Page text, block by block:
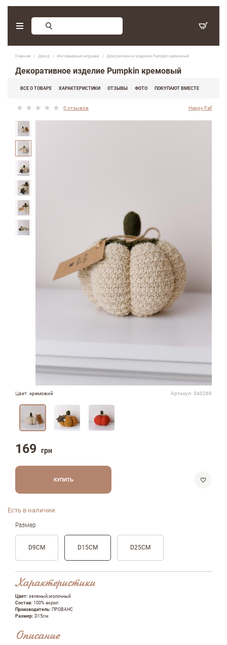
Главная Декор Интерьерные игрушки Декоративное изделие Pumpkin кремовый
Декоративное изделие Pumpkin кремовый
ВСЕ О ТОВАРЕ ХАРАКТЕРИСТИКИ ОТЗЫВЫ ФОТО ПОКУПАЮТ ВМЕСТЕ
0 отзывов Happy Fall
Цвет: кремовий Артикул: 040269
169 грн
КУПИТЬ
Есть в наличии
Размер
D9СМ D15СМ D25СМ
Характеристики
Цвет: зеленый,молочный
Состав: 100% акрил
Производитель: ПРОВАНС
Размер: D15см
Описание
Заказ обратного звонка
(097) 416-90-33 ,
(066) 339-07-15